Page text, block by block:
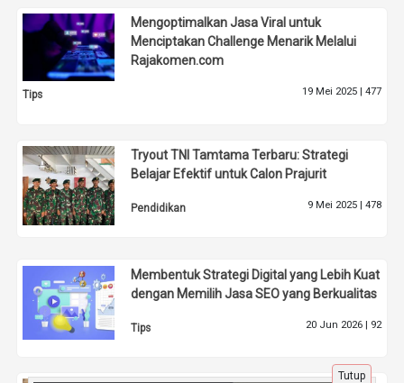
Mengoptimalkan Jasa Viral untuk
Menciptakan Challenge Menarik Melalui
Rajakomen.com
Tips 19 Mei 2025 | 477
Tryout TNI Tamtama Terbaru: Strategi
Belajar Efektif untuk Calon Prajurit
Pendidikan 9 Mei 2025 | 478
Membentuk Strategi Digital yang Lebih Kuat
dengan Memilih Jasa SEO yang Berkualitas
Tips 20 Jun 2026 | 92
Tutup